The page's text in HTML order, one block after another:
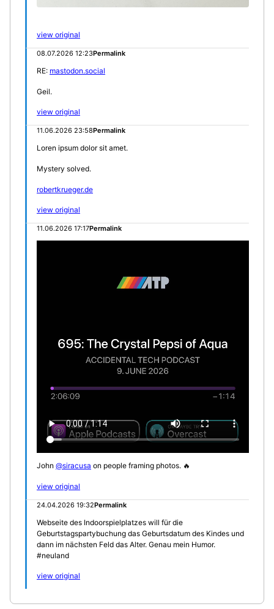
view original
08.07.2026 12:23Permalink
RE: mastodon.social
Geil.
view original
11.06.2026 23:58Permalink
Loren ipsum dolor sit amet.
Mystery solved.
robertkrueger.de
view original
11.06.2026 17:17Permalink
John @siracusa on people framing photos. 🔥
view original
24.04.2026 19:32Permalink
Webseite des Indoorspielplatzes will für die
Geburtstagspartybuchung das Geburtsdatum des Kindes und
dann im nächsten Feld das Alter. Genau mein Humor.
#neuland
view original